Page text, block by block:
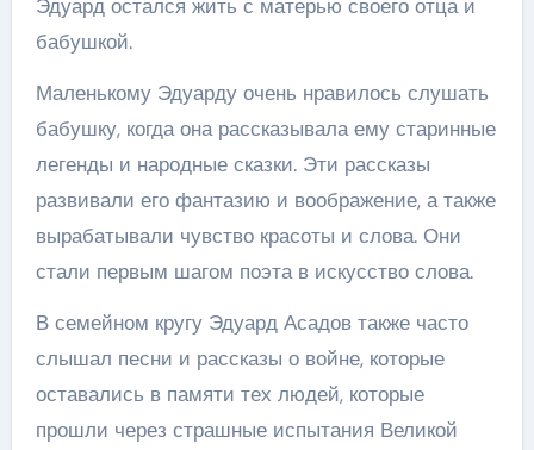
Эдуард остался жить с матерью своего отца и
бабушкой.
Маленькому Эдуарду очень нравилось слушать
бабушку, когда она рассказывала ему старинные
легенды и народные сказки. Эти рассказы
развивали его фантазию и воображение, а также
вырабатывали чувство красоты и слова. Они
стали первым шагом поэта в искусство слова.
В семейном кругу Эдуард Асадов также часто
слышал песни и рассказы о войне, которые
оставались в памяти тех людей, которые
прошли через страшные испытания Великой